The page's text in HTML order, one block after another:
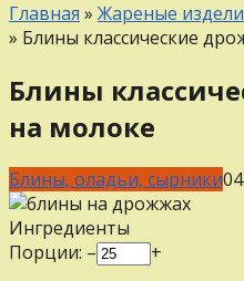
Главная » Жареные
» Блины классические
Блины
на молоке
Блины, оладьи, сырники0
Ингредиенты
Порции: –
+